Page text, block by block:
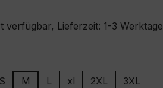
verfügbar, Lieferzeit: 1-3 Werktage
S M L xl 2XL 3XL